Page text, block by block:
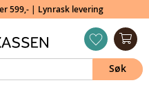
599,- | Lynrask levering
Søk
ønskeliste